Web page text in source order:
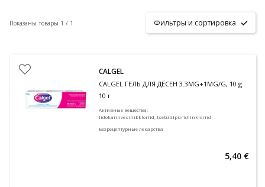
Показаны товары 1 / 1 Фильтры и сортировка
CALGEL
CALGEL ГЕЛЬ ДЛЯ ДЁСЕН 3.3MG+1MG/G, 10 g
10 г
Активные вещества:
lidokaiinvesinikkloriid, tsetüülpüridiinkloriid
Безрецептурные лекарства
5,40 €